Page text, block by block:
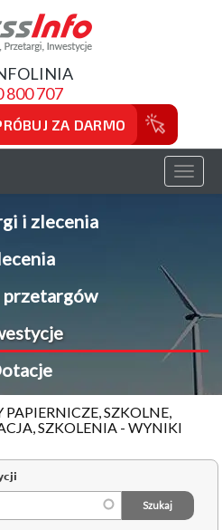
800 707
ZA DARMO
Toggle
i zlecenia
SZKOLNE,
SZKOLENIA - WYNIKI